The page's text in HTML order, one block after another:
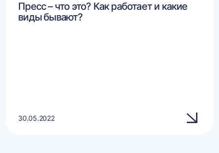
Пресс – что это? Как работает и какие
виды бывают?
30.05.2022